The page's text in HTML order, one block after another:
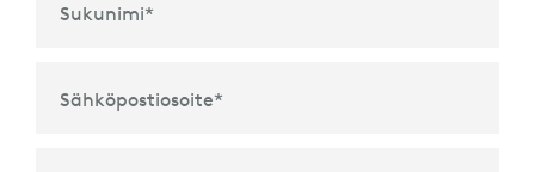
Sukunimi*
Sähköpostiosoite*